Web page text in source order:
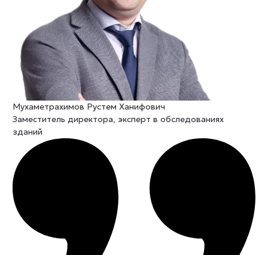
Мухаметрахимов Рустем Ханифович
Заместитель директора, эксперт в обследованиях
зданий